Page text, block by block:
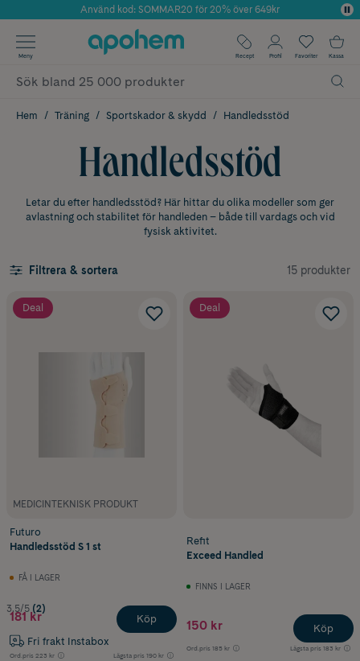
Årets Butik 2025 inom Skönhet
Använd kod: SOMMAR20 för 20% över 649kr
✓ Fri frakt
✓ Poäng på alla köp*
Meny Recept Profil Favoriter Kassa
Hem Träning Sportskador & skydd Handledsstöd
Handledsstöd
Letar du efter handledsstöd? Här hittar du olika modeller som ger
avlastning och stabilitet för handleden – både till vardags och vid
fysisk aktivitet.
Filtrera & sortera 15 produkter
Deal
MEDICINTEKNISK PRODUKT
Futuro
Handledsstöd S 1 st
FÅ I LAGER
3.5/5 (2)
181 kr
Fri frakt Instabox
Ord.pris 223 kr Lägsta pris 190 kr
Köp
Deal
Refit
Exceed Handled
FINNS I LAGER
150 kr
Ord.pris 185 kr Lägsta pris 183 kr
Köp